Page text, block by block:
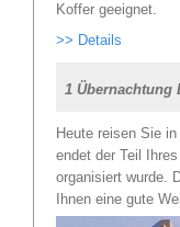
Koffer geeignet.
>> Details
1 Übernachtung
Heute reisen Sie
endet der Teil
organisiert wurde.
Ihnen eine gute